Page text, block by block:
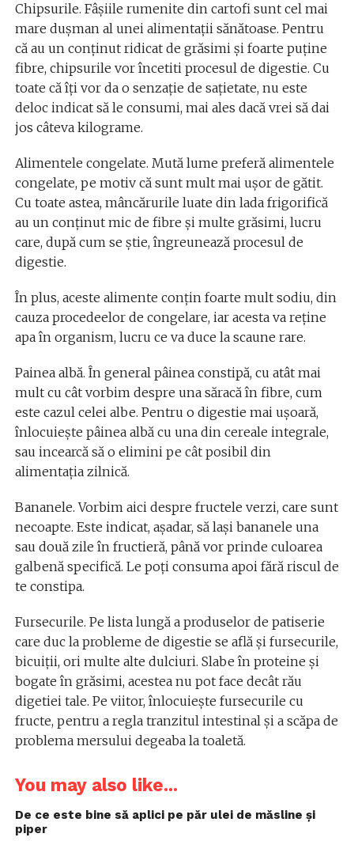
Chipsurile. Fâşiile rumenite din cartofi sunt cel mai
mare duşman al unei alimentaţii sănătoase. Pentru
că au un conţinut ridicat de grăsimi şi foarte puţine
fibre, chipsurile vor încetiti procesul de digestie. Cu
toate că îţi vor da o senzaţie de saţietate, nu este
deloc indicat să le consumi, mai ales dacă vrei să dai
jos câteva kilograme.
Alimentele congelate. Mută lume preferă alimentele
congelate, pe motiv că sunt mult mai uşor de gătit.
Cu toate astea, mâncărurile luate din lada frigorifică
au un conţinut mic de fibre şi multe grăsimi, lucru
care, după cum se ştie, îngreunează procesul de
digestie.
În plus, aceste alimente conţin foarte mult sodiu, din
cauza procedeelor de congelare, iar acesta va reţine
apa în organism, lucru ce va duce la scaune rare.
Painea albă. În general pâinea constipă, cu atât mai
mult cu cât vorbim despre una săracă în fibre, cum
este cazul celei albe. Pentru o digestie mai uşoară,
înlocuieşte pâinea albă cu una din cereale integrale,
sau incearcă să o elimini pe cât posibil din
alimentaţia zilnică.
Bananele. Vorbim aici despre fructele verzi, care sunt
necoapte. Este indicat, aşadar, să laşi bananele una
sau două zile în fructieră, până vor prinde culoarea
galbenă specifică. Le poţi consuma apoi fără riscul de
te constipa.
Fursecurile. Pe lista lungă a produselor de patiserie
care duc la probleme de digestie se află şi fursecurile,
bicuiţii, ori multe alte dulciuri. Slabe în proteine şi
bogate în grăsimi, acestea nu pot face decât rău
digetiei tale. Pe viitor, înlocuieşte fursecurile cu
fructe, pentru a regla tranzitul intestinal şi a scăpa de
problema mersului degeaba la toaletă.
You may also like...
De ce este bine să aplici pe păr ulei de măsline și
piper